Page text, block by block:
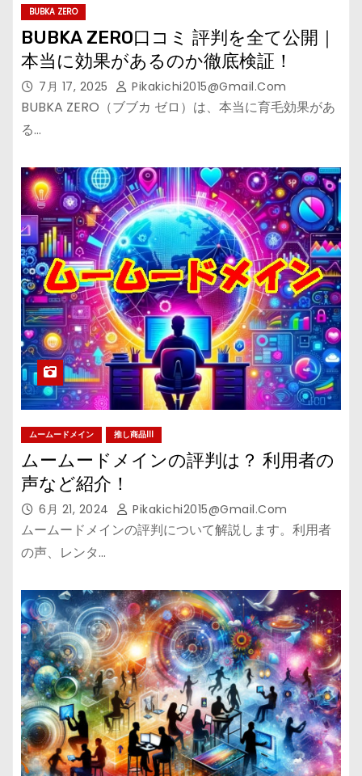
BUBKA ZERO
BUBKA ZERO口コミ 評判を全て公開｜
本当に効果があるのか徹底検証！
7月 17, 2025 Pikakichi2015@gmail.com
BUBKA ZERO（ブブカ ゼロ）は、本当に育毛効果があ
る…
ムームードメイン 推し商品III
ムームードメインの評判は？ 利用者の
声など紹介！
6月 21, 2024 Pikakichi2015@gmail.com
ムームードメインの評判について解説します。利用者
の声、レンタ…